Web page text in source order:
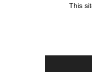
This